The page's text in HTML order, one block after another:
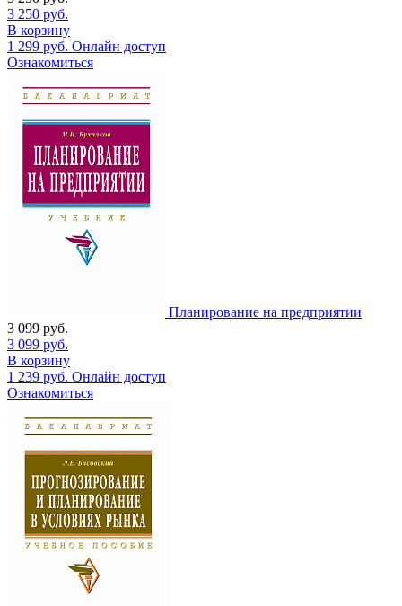
3 250 руб.
В корзину
1 299 руб. Онлайн доступ
Ознакомиться
Планирование на предприятии
3 099 руб.
3 099 руб.
В корзину
1 239 руб. Онлайн доступ
Ознакомиться